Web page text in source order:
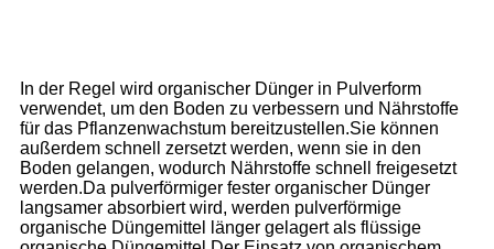
In der Regel wird organischer Dünger in Pulverform
verwendet, um den Boden zu verbessern und Nährstoffe
für das Pflanzenwachstum bereitzustellen.Sie können
außerdem schnell zersetzt werden, wenn sie in den
Boden gelangen, wodurch Nährstoffe schnell freigesetzt
werden.Da pulverförmiger fester organischer Dünger
langsamer absorbiert wird, werden pulverförmige
organische Düngemittel länger gelagert als flüssige